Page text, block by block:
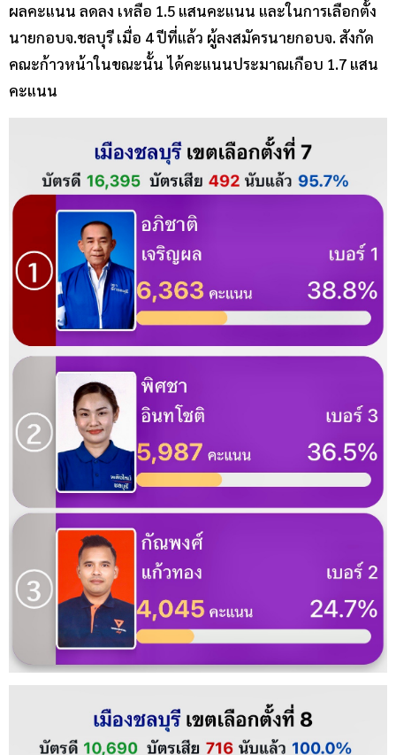
ผลคะแนน ลดลง เหลือ 1.5 แสนคะแนน และในการเลือกตั้ง
นายกอบจ.ชลบุรี เมื่อ 4 ปีที่แล้ว ผู้ลงสมัครนายกอบจ. สังกัด
คณะก้าวหน้าในขณะนั้น ได้คะแนนประมาณเกือบ 1.7 แสน
คะแนน